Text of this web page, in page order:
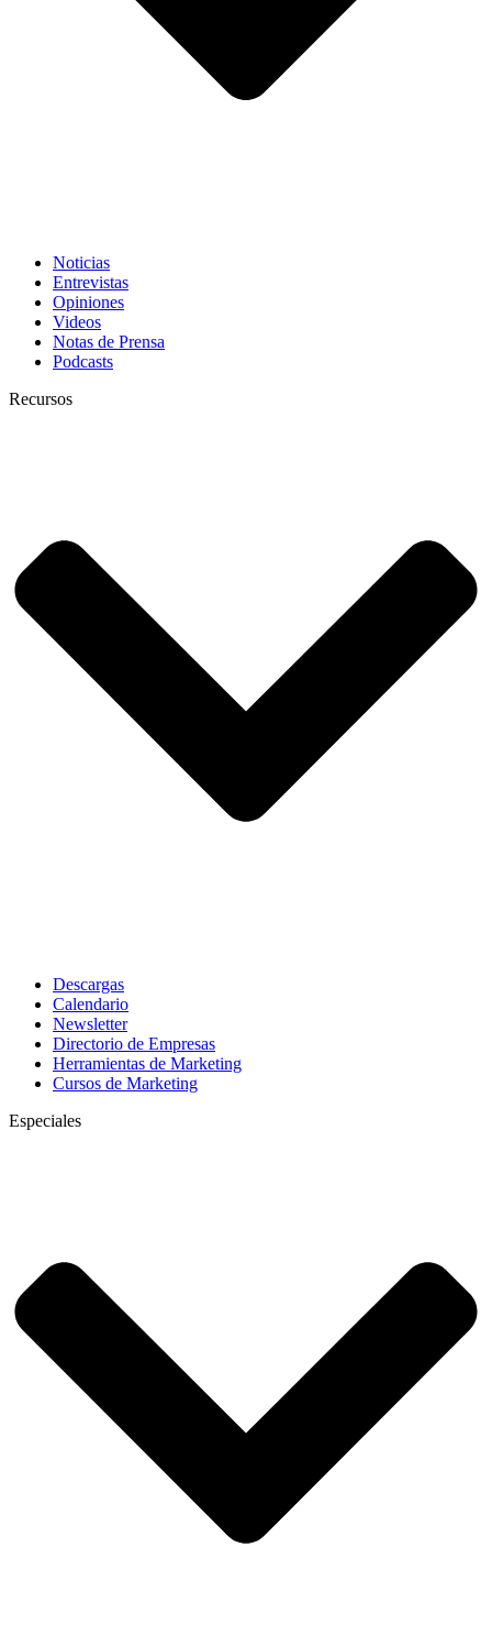
Noticias
Entrevistas
Opiniones
Videos
Notas de Prensa
Podcasts
Recursos
Descargas
Calendario
Newsletter
Directorio de Empresas
Herramientas de Marketing
Cursos de Marketing
Especiales